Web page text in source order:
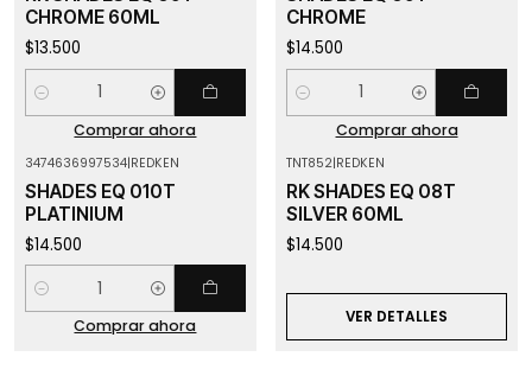
CHROME 60ML
$13.500
Cantidad
Comprar ahora
CHROME
$14.500
Cantidad
Comprar ahora
3474636997534|REDKEN
SHADES EQ 010T
PLATINIUM
$14.500
Cantidad
Comprar ahora
TNT852|REDKEN
RK SHADES EQ 08T
SILVER 60ML
$14.500
VER DETALLES